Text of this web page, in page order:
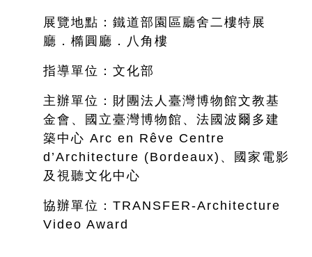
展覽地點：鐵道部園區廳舍二樓特展
廳．橢圓廳．八角樓
指導單位：文化部
主辦單位：財團法人臺灣博物館文教基
金會、國立臺灣博物館、法國波爾多建
築中心 Arc en Rêve Centre
d’Architecture (Bordeaux)、國家電影
及視聽文化中心
協辦單位：TRANSFER-Architecture
Video Award